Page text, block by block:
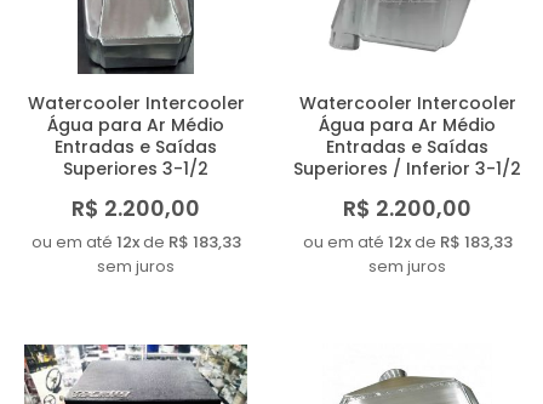
Watercooler Intercooler
Água para Ar Médio
Entradas e Saídas
Superiores 3-1/2
R$ 2.200,00
ou em até 12xde R$ 183,33
sem juros
Watercooler Intercooler
Água para Ar Médio
Entradas e Saídas
Superiores / Inferior 3-1/2
R$ 2.200,00
ou em até 12xde R$ 183,33
sem juros